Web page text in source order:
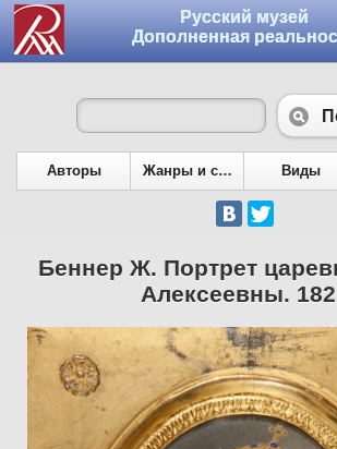
Русский музей
Дополненная
Авторы Жанры и сюжеты Виды
Беннер Ж. Портрет
Алексеевны.